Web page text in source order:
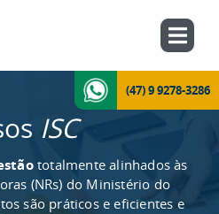
(47) 9 9278-3286
ISC
totalmente alinhados às
(NRs) do Ministério do
são práticos e eficientes e